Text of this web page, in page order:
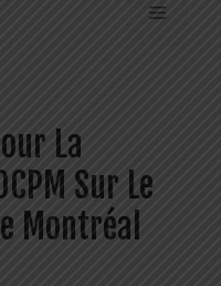
Menu
La
Sur Le
Montréal